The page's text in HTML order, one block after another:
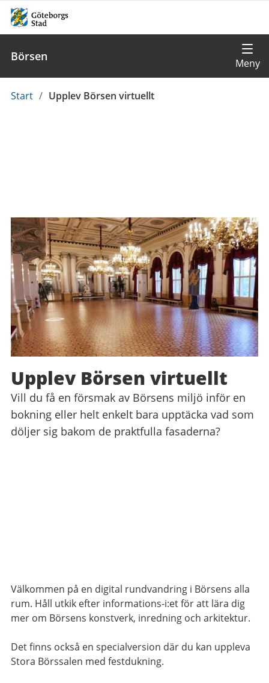
Börsen
Du
Start / Upplev Börsen virtuellt
Upplev Börsen virtuellt
Vill du få en försmak av Börsens miljö inför en
bokning eller helt enkelt bara upptäcka vad som
döljer sig bakom de praktfulla fasaderna?
Välkommen på en digital rundvandring i Börsens alla
rum. Håll utkik efter informations-i:et för att lära dig
mer om Börsens konstverk, inredning och arkitektur.
Det finns också en specialversion där du kan uppleva
Stora Börssalen med festdukning.